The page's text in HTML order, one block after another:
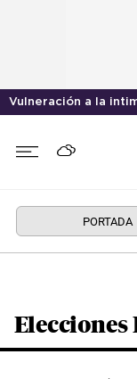
Vulneración a la
PORTADA